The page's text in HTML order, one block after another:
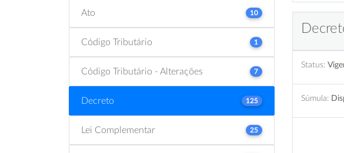
Ato 10
Código Tributário 1
Código Tributário - Alterações 7
Decreto 125
Lei Complementar 25
Status:
Súmula: